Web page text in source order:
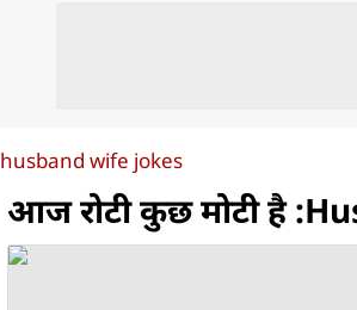
husband wife jokes
आज रोटी कुछ मोटी है